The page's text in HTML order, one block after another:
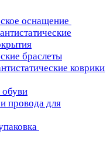
оснащение
браслеты
коврики
обуви
провода для